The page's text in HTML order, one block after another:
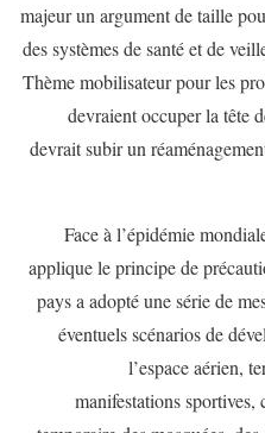
majeur un argument de taille
des systèmes de santé et de
Thème mobilisateur pour les
devraient occuper la tête
devrait subir un
Face à l’épidémie
applique le principe de
pays a adopté une série de
éventuels scénarios de
l’espace aérien,
manifestations sportives,